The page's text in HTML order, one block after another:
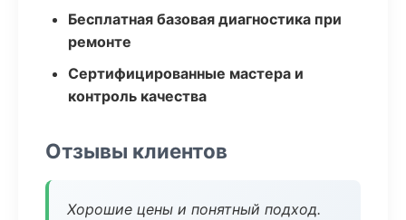
Бесплатная базовая диагностика при
ремонте
Сертифицированные мастера и
контроль качества
Отзывы клиентов
Хорошие цены и понятный подход.